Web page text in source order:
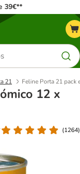
39€**
21 Feline Porta 21 pack
12 x
(1264)